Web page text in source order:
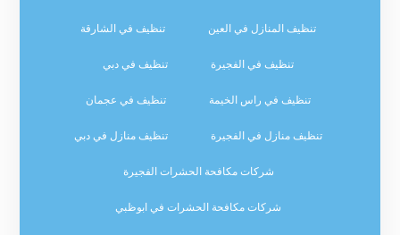
تنظيف المنازل في العين تنظيف في الشارقة
تنظيف في الفجيرة تنظيف في دبي
تنظيف في راس الخيمة تنظيف في عجمان
تنظيف منازل في الفجيرة تنظيف منازل في دبي
شركات مكافحة الحشرات الفجيرة
شركات مكافحة الحشرات في ابوظبي